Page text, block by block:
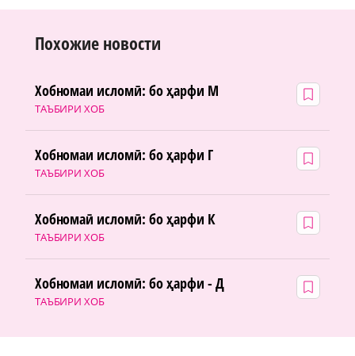
Похожие новости
ТАЪБИРИ ХОБ
Хобномаи исломӣ: бо ҳарфи М
ТАЪБИРИ ХОБ
Хобномаи исломӣ: бо ҳарфи Г
ТАЪБИРИ ХОБ
Хобномаӣ исломӣ: бо ҳарфи К
ТАЪБИРИ ХОБ
Хобномаи исломӣ: бо ҳарфи - Д